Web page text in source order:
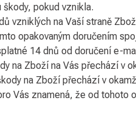
škody, pokud vznikla.
vzniklých na Vaší straně
opakovaným doručením
14 dnů od doručení e-
na Zboží na Vás přechází v
na Zboží přechází v
Vás znamená, že od